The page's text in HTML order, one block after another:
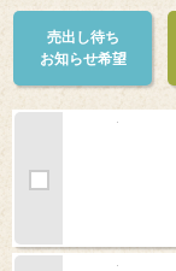
売出し待ち
お知らせ希望